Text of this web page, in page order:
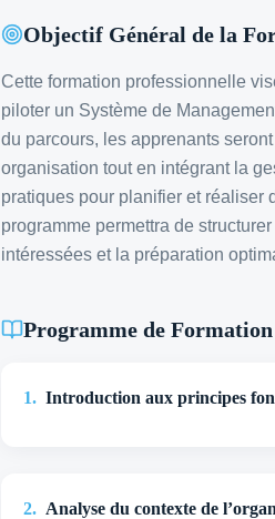
Objectif Général de la
Cette formation professionnelle
piloter un Système de
du parcours, les apprenants
organisation tout en intégrant la
pratiques pour planifier et réaliser
programme permettra de
intéressées et la préparation
Programme de Formation
1. Introduction aux principes
2. Analyse du contexte de